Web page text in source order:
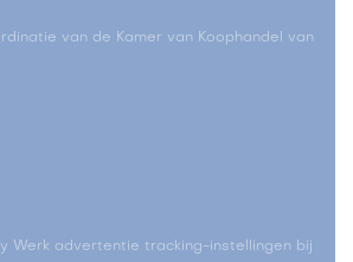
van de Kamer van Koophandel van
Werk advertentie tracking-instellingen bij